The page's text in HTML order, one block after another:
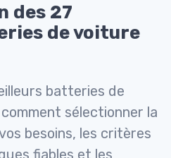
des 27
de voiture
batteries de
sélectionner la
besoins, les critères
fiables et les